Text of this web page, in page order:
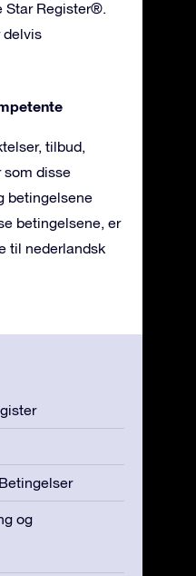
Star Register®.
delvis
tilbud,
som disse
betingelsene
betingelsene, er
til nederlandsk
og